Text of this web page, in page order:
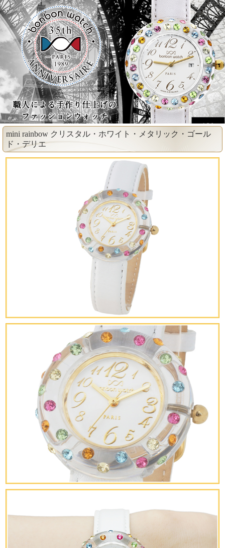
mini rainbow クリスタル・ホワイト・メタリック・ゴール
ド・デリエ